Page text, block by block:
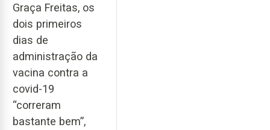
Graça Freitas, os
dois primeiros
dias de
administração da
vacina contra a
covid-19
“correram
bastante bem”,